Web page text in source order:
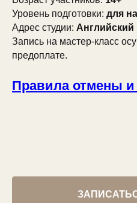
Уровень подготовки: для
Адрес студии: Английский
Запись на мастер-класс
предоплате.
Правила отмены и